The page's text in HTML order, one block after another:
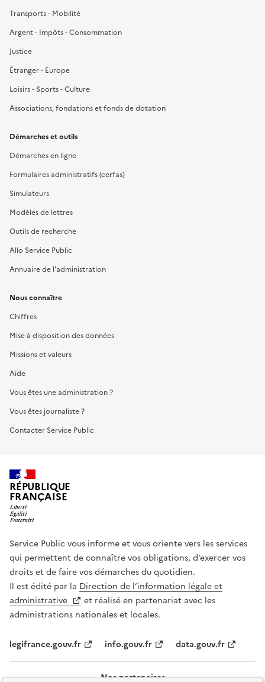
Transports - Mobilité
Argent - Impôts - Consommation
Justice
Étranger - Europe
Loisirs - Sports - Culture
Associations, fondations et fonds de dotation
Démarches et outils
Démarches en ligne
Formulaires administratifs (cerfas)
Simulateurs
Modèles de lettres
Outils de recherche
Allo Service Public
Annuaire de l'administration
Nous connaître
Chiffres
Mise à disposition des données
Missions et valeurs
Aide
Vous êtes une administration ?
Vous êtes journaliste ?
Contacter Service Public
RÉPUBLIQUE
FRANÇAISE
Service Public vous informe et vous oriente vers les services
qui permettent de connaître vos obligations, d’exercer vos
droits et de faire vos démarches du quotidien.
Il est édité par la Direction de l’information légale et
administrative
et réalisé en partenariat avec les
administrations nationales et locales.
legifrance.gouv.fr info.gouv.fr data.gouv.fr
Nos partenaires